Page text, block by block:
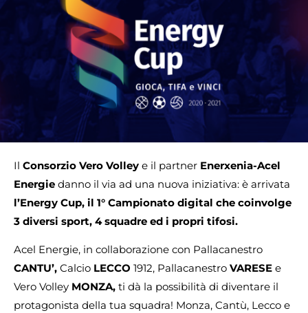
Il Consorzio Vero Volley e il partner Enerxenia-Acel
Energie danno il via ad una nuova iniziativa: è arrivata
l’Energy Cup, il 1° Campionato digital che coinvolge
3 diversi sport, 4 squadre ed i propri tifosi.
Acel Energie, in collaborazione con Pallacanestro
CANTU’, Calcio LECCO 1912, Pallacanestro VARESE e
Vero Volley MONZA, ti dà la possibilità di diventare il
protagonista della tua squadra! Monza, Cantù, Lecco e